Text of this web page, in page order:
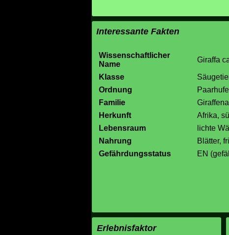
Interessante Fakten
Wissenschaftlicher
Name
Giraffa
Klasse
Ordnung
Familie
Herkunft
Afrika,
Lebensraum
lichte
Nahrung
Blätter,
Gefährdungsstatus
EN
Erlebnisfaktor